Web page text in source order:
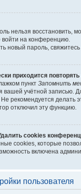
нельзя восстановить,
на конференцию.
новый пароль,
приходится
пункт Запомнить
вашей учётной записью.
рекомендуется делать
отключил эту функцию.
cookies
cookies, которые
включена
пользователя